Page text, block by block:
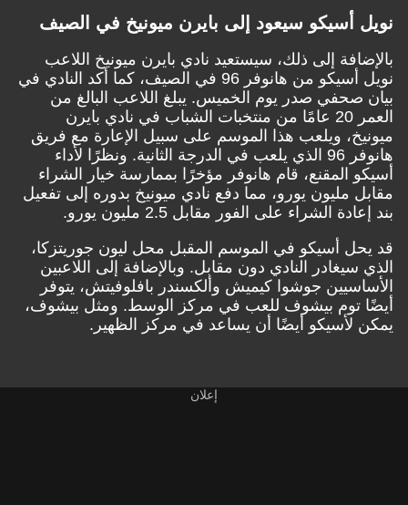
نويل أسيكو سيعود إلى بايرن ميونيخ في الصيف
بالإضافة إلى ذلك، سيستعيد نادي بايرن ميونيخ اللاعب
نويل أسيكو من هانوفر 96 في الصيف، كما أكد النادي في
بيان صحفي صدر يوم الخميس. يبلغ اللاعب البالغ من
العمر 20 عامًا من منتخبات الشباب في نادي بايرن
ميونيخ، ويلعب هذا الموسم على سبيل الإعارة مع فريق
هانوفر 96 الذي يلعب في الدرجة الثانية. ونظرًا لأداء
أسيكو المقنع، قام هانوفر مؤخرًا بممارسة خيار الشراء
مقابل مليون يورو، مما دفع نادي ميونيخ بدوره إلى تفعيل
بند إعادة الشراء على الفور مقابل 2.5 مليون يورو.
قد يحل أسيكو في الموسم المقبل محل ليون جوريتزكا،
الذي سيغادر النادي دون مقابل. وبالإضافة إلى اللاعبين
الأساسيين جوشوا كيميش وألكسندر بافلوفيتش، يتوفر
أيضًا توم بيشوف للعب في مركز الوسط. ومثل بيشوف،
يمكن لأسيكو أيضًا أن يساعد في مركز الظهير.